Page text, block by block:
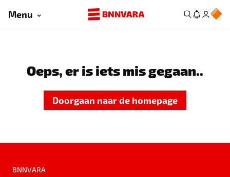
Menu
Oeps, er is iets mis gegaan..
Doorgaan naar de homepage
BNNVARA